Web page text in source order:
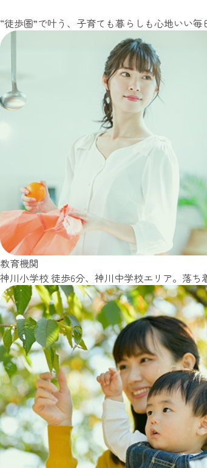
“徒歩圏”で叶う、子育ても暮らしも心地いい毎
教育機関
神川小学校 徒歩6分、神川中学校エリア。落ち